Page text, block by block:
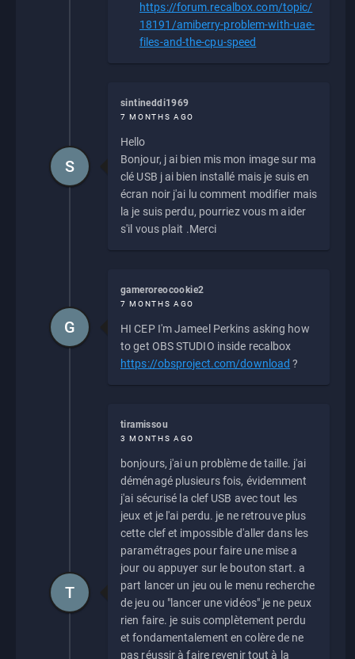
https://forum.recalbox.com/topic/
18191/amiberry-problem-with-uae-
files-and-the-cpu-speed
sintineddi1969
7 MONTHS AGO
Hello
Bonjour, j ai bien mis mon image sur ma
clé USB j ai bien installé mais je suis en
écran noir j'ai lu comment modifier mais
la je suis perdu, pourriez vous m aider
s'il vous plait .Merci
S
gameroreocookie2
7 MONTHS AGO
HI CEP I'm Jameel Perkins asking how
to get OBS STUDIO inside recalbox
https://obsproject.com/download ?
G
tiramissou
3 MONTHS AGO
bonjours, j'ai un problème de taille. j'ai
déménagé plusieurs fois, évidemment
j'ai sécurisé la clef USB avec tout les
jeux et je l'ai perdu. je ne retrouve plus
cette clef et impossible d'aller dans les
paramétrages pour faire une mise a
jour ou appuyer sur le bouton start. a
part lancer un jeu ou le menu recherche
de jeu ou "lancer une vidéos" je ne peux
rien faire. je suis complètement perdu
et fondamentalement en colère de ne
pas réussir à faire revenir tout à la
T